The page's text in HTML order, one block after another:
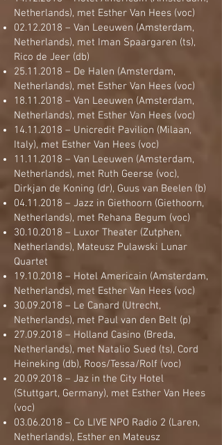
Netherlands), met Esther Van Hees (voc)
02.12.2018 – Van Leeuwen (Amsterdam,
Netherlands), met Iman Spaargaren (ts),
Rico de Jeer (db)
25.11.2018 – De Halen (Amsterdam,
Netherlands), met Esther Van Hees (voc)
18.11.2018 – Van Leeuwen (Amsterdam,
Netherlands), met Esther Van Hees (voc)
14.11.2018 – Unicredit Pavilion (Milaan,
Italy), met Esther Van Hees (voc)
11.11.2018 – Van Leeuwen (Amsterdam,
Netherlands), met Ruth Geerse (voc),
Dirkjan de Koning (dr), Guus van Beelen (b)
04.11.2018 – Jazz in Giethoorn (Giethoorn,
Netherlands), met Rehana Begum (voc)
30.10.2018 – Luxor Theater (Zutphen,
Netherlands), Mateusz Pulawski Lunar
Quartet
19.10.2018 – Hotel Americain (Amsterdam,
Netherlands), met Esther Van Hees (voc)
30.09.2018 – Le Canard (Utrecht,
Netherlands), met Paul van den Belt (p)
27.09.2018 – Holland Casino (Breda,
Netherlands), met Natalio Sued (ts), Cord
Heineking (db), Roos/Tessa/Rolf (voc)
20.09.2018 – Jaz in the City Hotel
(Stuttgart, Germany), met Esther Van Hees
(voc)
03.06.2018 – Co LIVE NPO Radio 2 (Laren,
Netherlands), Esther en Mateusz